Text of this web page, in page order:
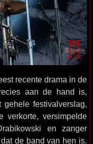
recente drama in de
aan de hand is,
festivalverslag,
versimpelde
en zanger
de band van hen is.